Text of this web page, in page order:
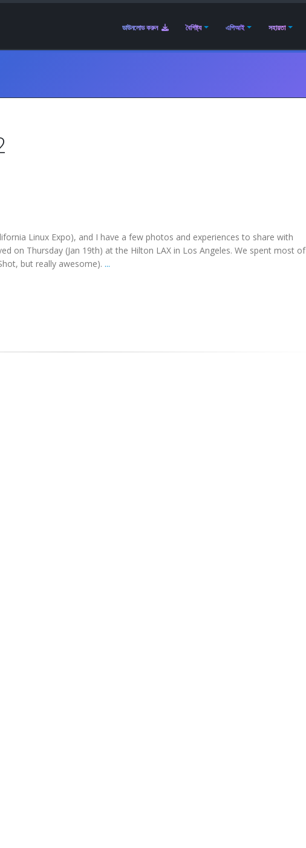
ডাউনলোড করুন বৈশিষ্ট্য এপিআই সহায়তা
Linux Expo), and I have a few photos and experiences to share with
on Thursday (Jan 19th) at the Hilton LAX in Los Angeles. We spent most of
but really awesome). ...